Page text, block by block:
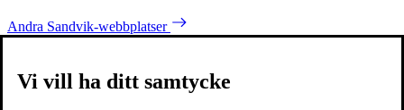
Andra Sandvik-webbplatser
Vi vill ha ditt samtycke